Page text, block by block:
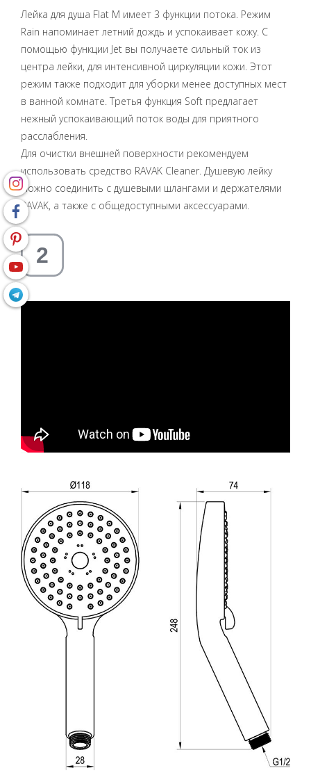
Лейка для душа Flat M имеет 3 функции потока. Режим
Rain напоминает летний дождь и успокаивает кожу. С
помощью функции Jet вы получаете сильный ток из
центра лейки, для интенсивной циркуляции кожи. Этот
режим также подходит для уборки менее доступных мест
в ванной комнате. Третья функция Soft предлагает
нежный успокаивающий поток воды для приятного
расслабления.
Для очистки внешней поверхности рекомендуем
использовать средство RAVAK Cleaner. Душевую лейку
можно соединить с душевыми шлангами и держателями
RAVAK, а также с общедоступными аксессуарами.